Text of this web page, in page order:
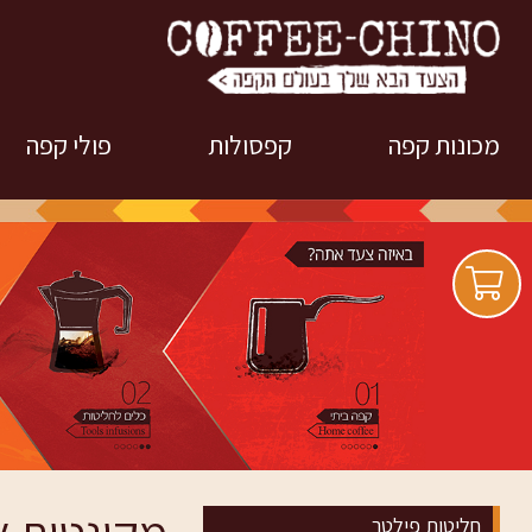
מכונות קפה
מכונות קפה לפי מותגים
מכונות קפה קפסולות
מכונות קפה אוטומטיות
מכונות קפה טחון - ידניות
מכונות קפה מקצועיות
מכונות קפה ידניות ולרכב
קפסולות
למכונות אספרסו קלאב
caffitaly
למכונות נספרסו
Nespresso
למכונות דולצ'ה גוסטו
NESCAFE
למכונות S caffee קרנות
השוטרים
פולי קפה
פולי קפה
פולי קפה
חליטות פילטר